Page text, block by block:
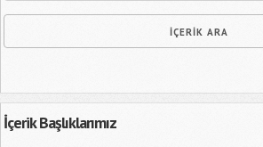
İçerik Başlıklarımız